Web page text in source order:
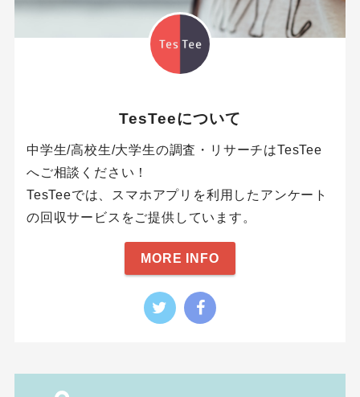
TesTeeについて
中学生/高校生/大学生の調査・リサーチはTesTee
へご相談ください！
TesTeeでは、スマホアプリを利用したアンケート
の回収サービスをご提供しています。
MORE INFO